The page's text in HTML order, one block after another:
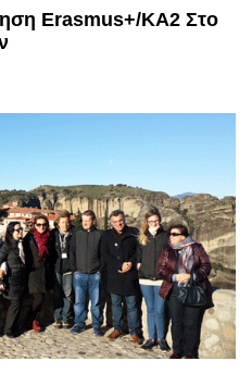
Erasmus+/KA2 Στο